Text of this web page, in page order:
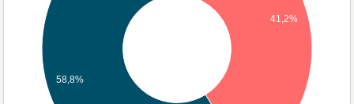
41,2%
58,8%